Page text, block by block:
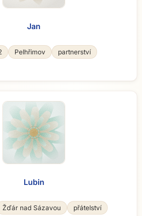
Jan
Pelhřimov partnerství
Lubin
Žďár nad Sázavou přátelství